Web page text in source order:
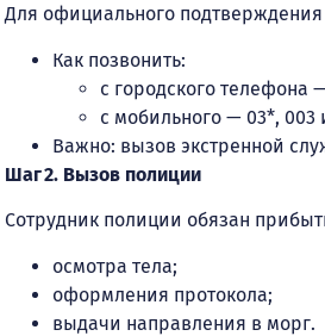
Для официального
Как позвонить:
с городского телефона
с мобильного — 03*, 003
Важно: вызов экстренной
Шаг 2. Вызов полиции
Сотрудник полиции обязан
осмотра тела;
оформления протокола;
выдачи направления в морг.